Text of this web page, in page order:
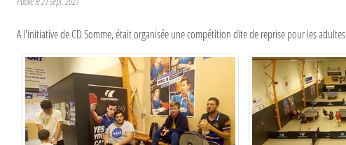
A l'initiative de CD Somme, était organisée une compétition dite de reprise pour les